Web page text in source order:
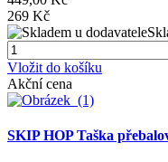
269 Kč
Vložit do košíku
Akční cena
SKIP HOP Taška